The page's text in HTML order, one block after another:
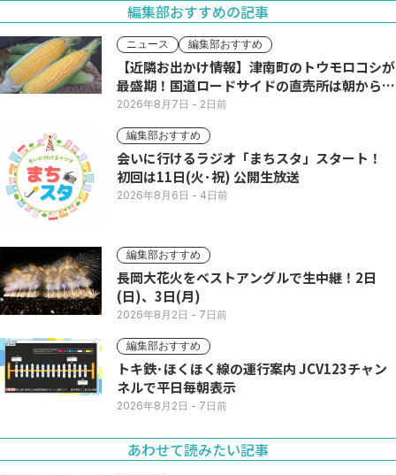
編集部おすすめの記事
ニュース 編集部おすすめ
【近隣お出かけ情報】津南町のトウモロコシが
最盛期！国道ロードサイドの直売所は朝から長
い列
2026年8月7日 - 2日前
編集部おすすめ
会いに行けるラジオ「まちスタ」スタート！
初回は11日(火･祝) 公開生放送
2026年8月6日 - 4日前
編集部おすすめ
長岡大花火をベストアングルで生中継！2日
(日)、3日(月)
2026年8月2日 - 7日前
編集部おすすめ
トキ鉄･ほくほく線の運行案内 JCV123チャン
ネルで平日毎朝表示
2026年8月2日 - 7日前
あわせて読みたい記事